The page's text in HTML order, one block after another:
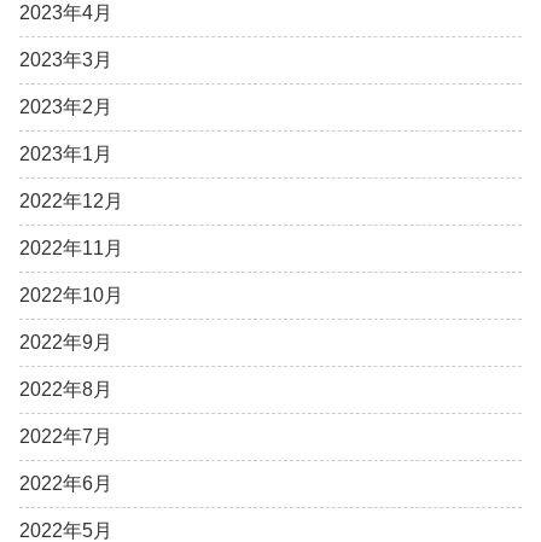
2023年4月
2023年3月
2023年2月
2023年1月
2022年12月
2022年11月
2022年10月
2022年9月
2022年8月
2022年7月
2022年6月
2022年5月